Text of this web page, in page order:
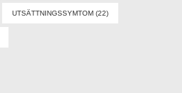
UTSÄTTNINGSSYMTOM (22)